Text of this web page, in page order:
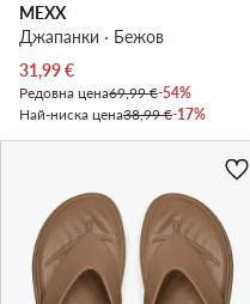
MEXX
Джапанки · Бежов
Актуална цена
31,99€
Редовна цена69,99 €-54%
Най-ниска цена38,99 €-17%